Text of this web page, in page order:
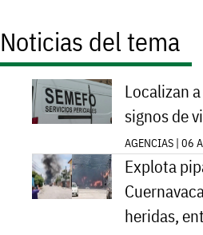
Noticias del tema
Localizan
signos de
AGENCIAS | 06
Explota
heridas,